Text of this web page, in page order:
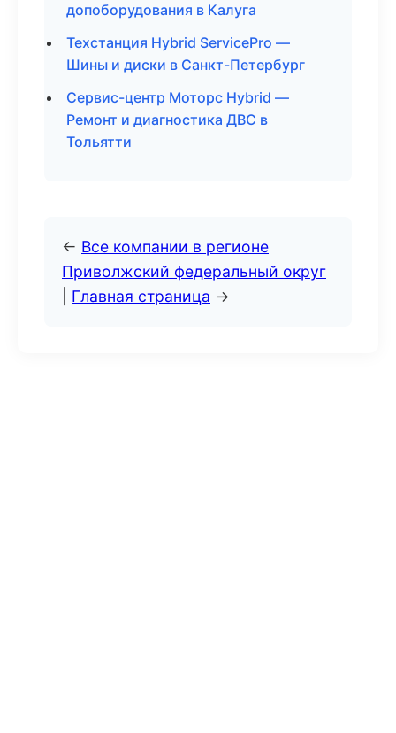
допоборудования в Калуга
Техстанция Hybrid ServicePro —
Шины и диски в Санкт-Петербург
Сервис-центр Моторс Hybrid —
Ремонт и диагностика ДВС в
Тольятти
← Все компании в регионе
Приволжский федеральный округ
Главная страница →